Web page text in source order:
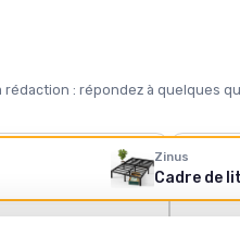
Zinus
Cadre de
: répondez à quelques
Quelle taille de couette ? Notre